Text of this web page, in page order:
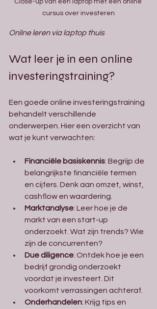
cursus over investeren
Online leren via laptop thuis
Wat leer je in een online
investeringstraining?
Een goede online investeringstraining
behandelt verschillende
onderwerpen. Hier een overzicht van
wat je kunt verwachten:
Financiële basiskennis: Begrijp de
belangrijkste financiële termen
en cijfers. Denk aan omzet, winst,
cashflow en waardering.
Marktanalyse: Leer hoe je de
markt van een start-up
onderzoekt. Wat zijn trends? Wie
zijn de concurrenten?
Due diligence: Ontdek hoe je een
bedrijf grondig onderzoekt
voordat je investeert. Dit
voorkomt verrassingen achteraf.
Onderhandelen: Krijg tips en